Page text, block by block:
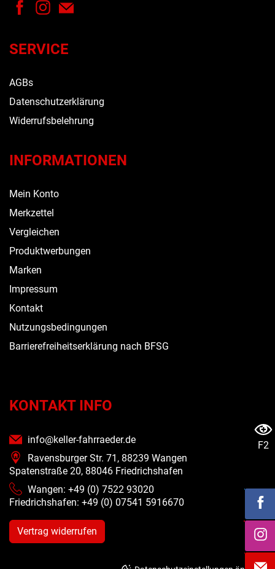
SERVICE
AGBs
Datenschutzerklärung
Widerrufsbelehrung
INFORMATIONEN
Mein Konto
Merkzettel
Vergleichen
Produktwerbungen
Marken
Impressum
Kontakt
Nutzungsbedingungen
Barrierefreiheitserklärung nach BFSG
KONTAKT INFO
info@keller-fahrraeder.de
Ravensburger Str. 71, 88239 Wangen
Spatenstraße 20, 88046 Friedrichshafen
Wangen: +49 (0) 7522 93020
Friedrichshafen: +49 (0) 07541 5916670
Vertrag widerrufen
F2